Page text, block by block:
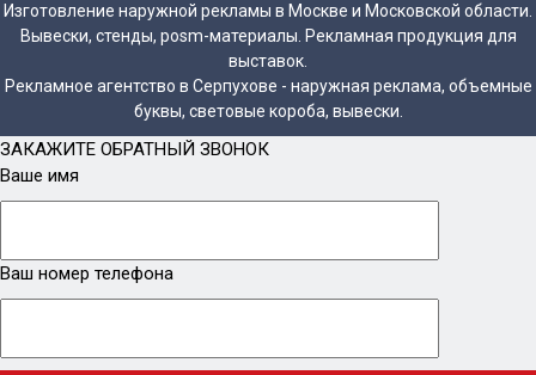
Изготовление наружной рекламы в Москве и Московской области.
Вывески, стенды, posm-материалы. Рекламная продукция для
выставок.
Рекламное агентство в Серпухове - наружная реклама, объемные
буквы, световые короба, вывески.
ЗАКАЖИТЕ ОБРАТНЫЙ ЗВОНОК
Ваше имя
Ваш номер телефона